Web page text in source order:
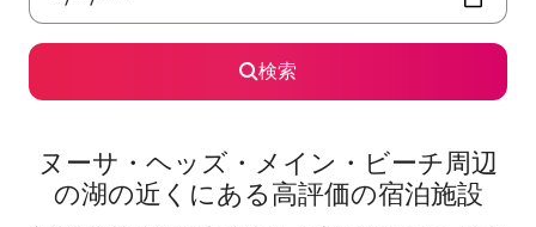
検索
ヌーサ・ヘッズ・メイン・ビーチ周辺
の湖⁠の近⁠く⁠にあ⁠る高⁠評⁠価⁠の宿⁠泊⁠施⁠設